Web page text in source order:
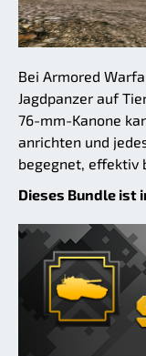
Bei Armored
Jagdpanzer auf
76-mm-Kanone
anrichten und
begegnet, effektiv
Dieses Bundle ist